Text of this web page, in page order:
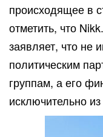
происходящее в
отметить, что
заявляет, что не
политическим
группам, а его
исключительно